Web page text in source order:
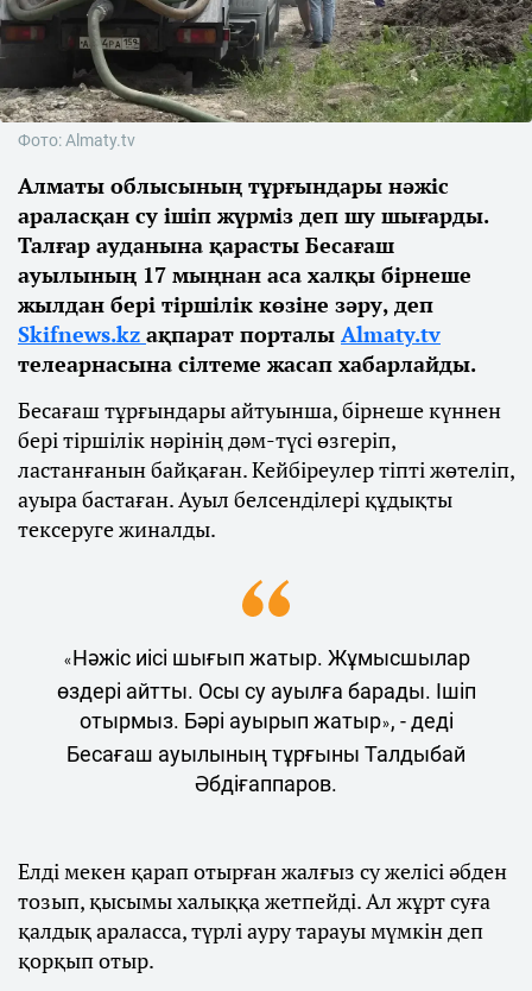
Фото: Almaty.tv
Алматы облысының тұрғындары нәжіс
араласқан су ішіп жүрміз деп шу шығарды.
Талғар ауданына қарасты Бесағаш
ауылының 17 мыңнан аса халқы бірнеше
жылдан бері тіршілік көзіне зәру, деп
Skifnews.kz ақпарат порталы Almaty.tv
телеарнасына сілтеме жасап хабарлайды.
Бесағаш тұрғындары айтуынша, бірнеше күннен
бері тіршілік нәрінің дәм-түсі өзгеріп,
ластанғанын байқаған. Кейбіреулер тіпті жөтеліп,
ауыра бастаған. Ауыл белсенділері құдықты
тексеруге жиналды.
«Нәжіс иісі шығып жатыр. Жұмысшылар
өздері айтты. Осы су ауылға барады. Ішіп
отырмыз. Бәрі ауырып жатыр», - деді
Бесағаш ауылының тұрғыны Талдыбай
Әбдіғаппаров.
Елді мекен қарап отырған жалғыз су желісі әбден
тозып, қысымы халыққа жетпейді. Ал жұрт суға
қалдық араласса, түрлі ауру тарауы мүмкін деп
қорқып отыр.